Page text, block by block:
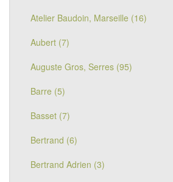
Atelier Baudoin, Marseille (16)
Aubert (7)
Auguste Gros, Serres (95)
Barre (5)
Basset (7)
Bertrand (6)
Bertrand Adrien (3)